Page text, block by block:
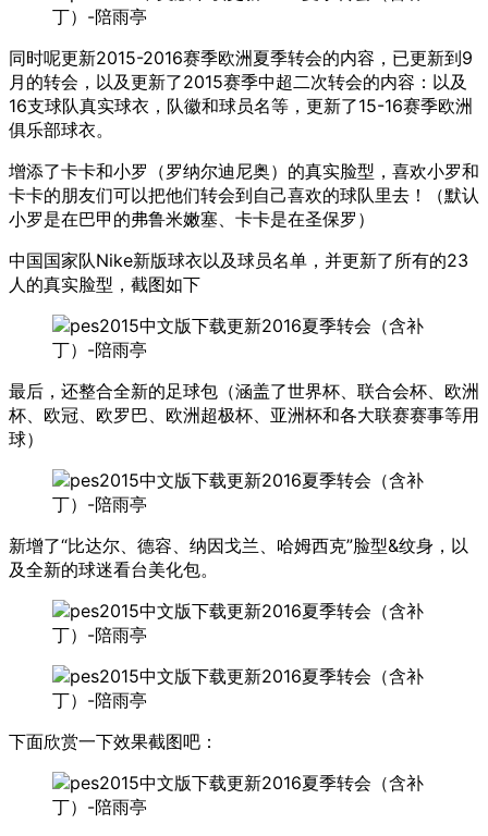
同时呢更新2015-2016赛季欧洲夏季转会的内容，已更新到9
月的转会，以及更新了2015赛季中超二次转会的内容：以及
16支球队真实球衣，队徽和球员名等，更新了15-16赛季欧洲
俱乐部球衣。
增添了卡卡和小罗（罗纳尔迪尼奥）的真实脸型，喜欢小罗和
卡卡的朋友们可以把他们转会到自己喜欢的球队里去！（默认
小罗是在巴甲的弗鲁米嫩塞、卡卡是在圣保罗）
中国国家队Nike新版球衣以及球员名单，并更新了所有的23
人的真实脸型，截图如下
最后，还整合全新的足球包（涵盖了世界杯、联合会杯、欧洲
杯、欧冠、欧罗巴、欧洲超极杯、亚洲杯和各大联赛赛事等用
球）
新增了“比达尔、德容、纳因戈兰、哈姆西克”脸型&纹身，以
及全新的球迷看台美化包。
下面欣赏一下效果截图吧：